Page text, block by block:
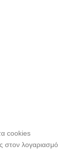
cookies
στον λογαριασμό